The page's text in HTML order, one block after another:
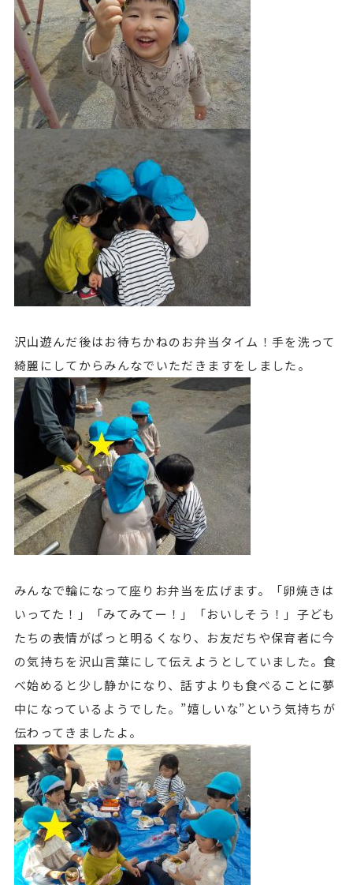
沢山遊んだ後はお待ちかねのお弁当タイム！手を洗って
綺麗にしてからみんなでいただきますをしました。
みんなで輪になって座りお弁当を広げます。「卵焼きは
いってた！」「みてみてー！」「おいしそう！」子ども
たちの表情がぱっと明るくなり、お友だちや保育者に今
の気持ちを沢山言葉にして伝えようとしていました。食
べ始めると少し静かになり、話すよりも食べることに夢
中になっているようでした。”嬉しいな”という気持ちが
伝わってきましたよ。